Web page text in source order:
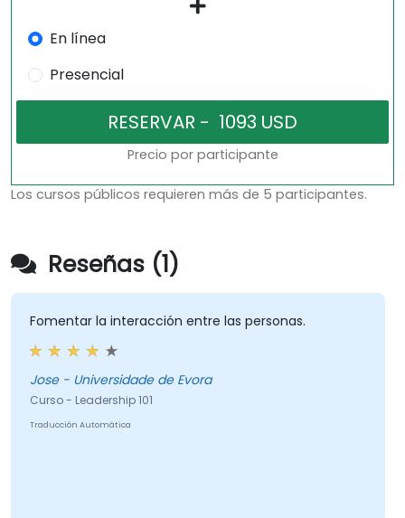
En línea
Presencial
Precio por participante
Los cursos públicos requieren más de 5 participantes.
Reseñas (1)
Fomentar la interacción entre las personas.
Jose - Universidade de Evora
Curso - Leadership 101
Traducción Automática